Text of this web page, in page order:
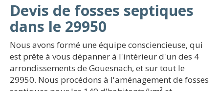
Devis de fosses septiques
dans le 29950
Nous avons formé une équipe consciencieuse, qui
est prête à vous dépanner à l'intérieur d'un des 4
arrondissements de Gouesnach, et sur tout le
29950. Nous procédons à l'aménagement de fosses